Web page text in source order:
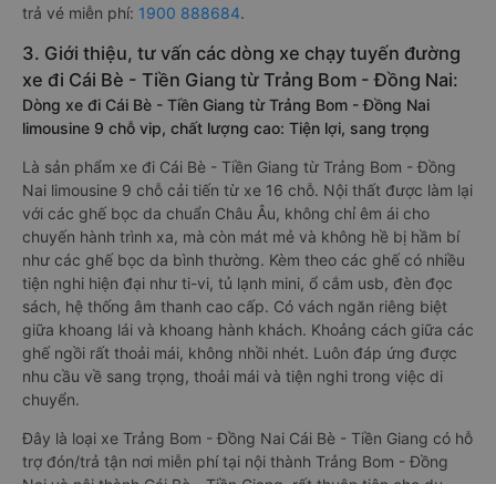
trả vé miễn phí: 1900 888684.
3. Giới thiệu, tư vấn các dòng xe chạy tuyến đường
xe đi Cái Bè - Tiền Giang từ Trảng Bom - Đồng Nai:
Dòng xe đi Cái Bè - Tiền Giang từ Trảng Bom - Đồng Nai
limousine 9 chỗ vip, chất lượng cao: Tiện lợi, sang trọng
Là sản phẩm xe đi Cái Bè - Tiền Giang từ Trảng Bom - Đồng
Nai limousine 9 chỗ cải tiến từ xe 16 chỗ. Nội thất được làm lại
với các ghế bọc da chuẩn Châu Âu, không chỉ êm ái cho
chuyến hành trình xa, mà còn mát mẻ và không hề bị hầm bí
như các ghế bọc da bình thường. Kèm theo các ghế có nhiều
tiện nghi hiện đại như ti-vi, tủ lạnh mini, ổ cắm usb, đèn đọc
sách, hệ thống âm thanh cao cấp. Có vách ngăn riêng biệt
giữa khoang lái và khoang hành khách. Khoảng cách giữa các
ghế ngồi rất thoải mái, không nhồi nhét. Luôn đáp ứng được
nhu cầu về sang trọng, thoải mái và tiện nghi trong việc di
chuyển.
Đây là loại xe Trảng Bom - Đồng Nai Cái Bè - Tiền Giang có hỗ
trợ đón/trả tận nơi miễn phí tại nội thành Trảng Bom - Đồng